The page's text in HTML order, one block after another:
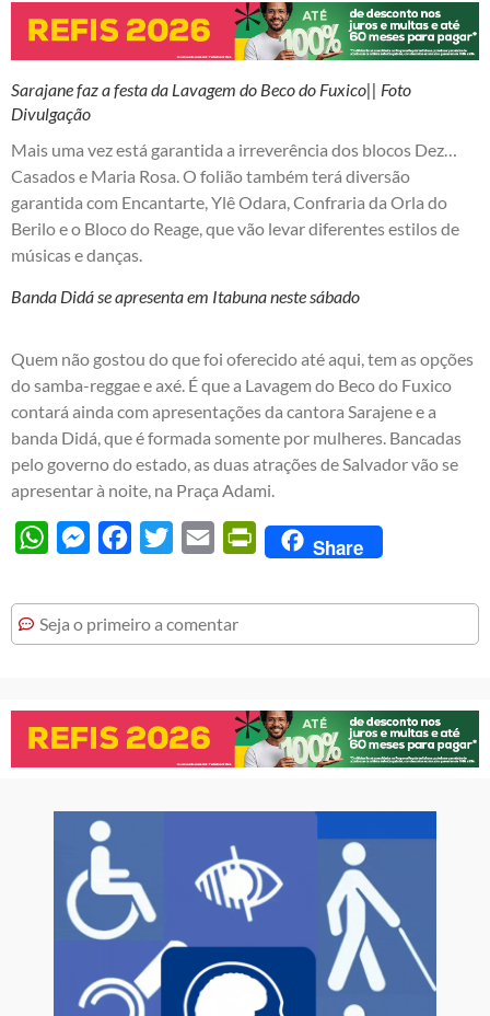
Sarajane faz a festa da Lavagem do Beco do Fuxico|| Foto
Divulgação
Mais uma vez está garantida a irreverência dos blocos Dez…
Casados e Maria Rosa. O folião também terá diversão
garantida com Encantarte, Ylê Odara, Confraria da Orla do
Berilo e o Bloco do Reage, que vão levar diferentes estilos de
músicas e danças.
Banda Didá se apresenta em Itabuna neste sábado
Quem não gostou do que foi oferecido até aqui, tem as opções
do samba-reggae e axé. É que a Lavagem do Beco do Fuxico
contará ainda com apresentações da cantora Sarajene e a
banda Didá, que é formada somente por mulheres. Bancadas
pelo governo do estado, as duas atrações de Salvador vão se
apresentar à noite, na Praça Adami.
WhatsAppMessengerFacebook
Twitter Email PrintFriendly
Share
Seja o primeiro a comentar